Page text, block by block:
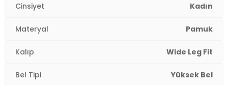
Yaş Grubu:
Menşei:Türkiye
Cinsiyet Kadın
Materyal Pamuk
Kalıp Wide Leg Fit
Bel Tipi Yüksek Bel